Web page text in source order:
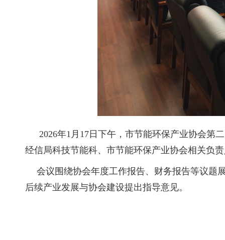
2026年1月17日下午，市节能环保产业协会第
经信局科技节能科、市节能环保产业协会相关负
会议围绕协会年度工作报告、财务报告等议题
后续产业发展与协会建设提出指导意见。